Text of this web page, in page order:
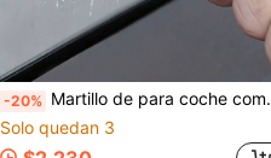
-20% Martillo de para coche compacto y ligero, rompevidrios portátil para vehículo, martillo de rescate y escape de emergencia multifunción para coche, martillo rompevidrios, adecuado para situaciones de emergencia
Solo quedan 3